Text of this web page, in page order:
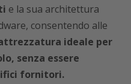
e la sua architettura
consentendo alle
ideale per
senza essere
fornitori.